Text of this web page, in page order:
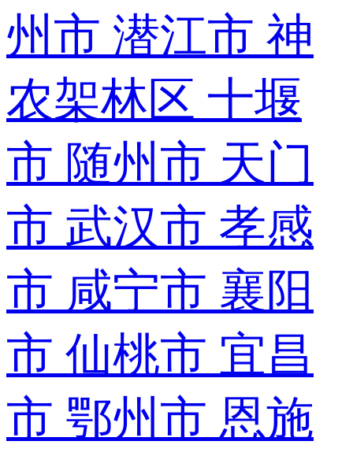
州市 潜江市 神
农架林区 十堰
市 随州市 天门
市 武汉市 孝感
市 咸宁市 襄阳
市 仙桃市 宜昌
市 鄂州市 恩施